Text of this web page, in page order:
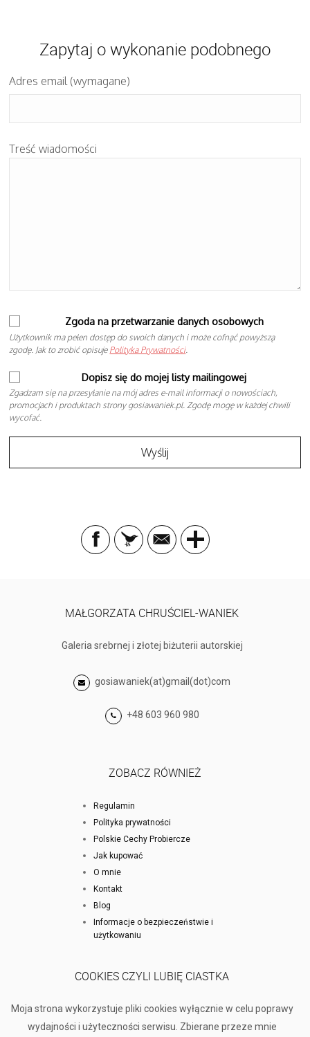
Zapytaj o wykonanie podobnego
Adres email (wymagane)
Treść wiadomości
Zgoda na przetwarzanie danych osobowych
Użytkownik ma pełen dostęp do swoich danych i może cofnąć powyższą
zgodę. Jak to zrobić opisuje Polityka Prywatności.
Dopisz się do mojej listy mailingowej
Zgadzam się na przesyłanie na mój adres e-mail informacji o nowościach,
promocjach i produktach strony gosiawaniek.pl. Zgodę mogę w każdej chwili
wycofać.
MAŁGORZATA CHRUŚCIEL-WANIEK
Galeria srebrnej i złotej biżuterii autorskiej
gosiawaniek(at)gmail(dot)com
+48 603 960 980
ZOBACZ RÓWNIEŻ
Regulamin
Polityka prywatności
Polskie Cechy Probiercze
Jak kupować
O mnie
Kontakt
Blog
Informacje o bezpieczeństwie i
użytkowaniu
COOKIES CZYLI LUBIĘ CIASTKA
Moja strona wykorzystuje pliki cookies wyłącznie w celu poprawy
wydajności i użyteczności serwisu. Zbierane przeze mnie